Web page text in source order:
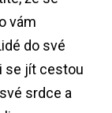
vám
do své
se jít cestou
srdce a